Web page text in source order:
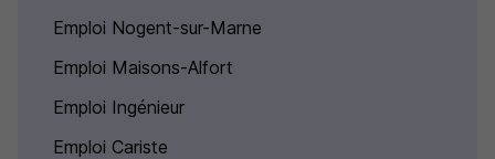
Emploi Nogent-sur-Marne
Emploi Maisons-Alfort
Emploi Ingénieur
Emploi Cariste